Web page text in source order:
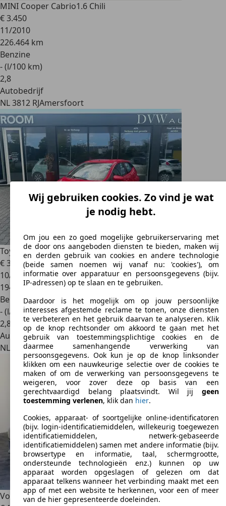
MINI Cooper Cabrio1.6 Chili
€ 3.450
11/2010
226.464 km
Benzine
- (l/100 km)
2,8
Autobedrijf
NL 3812 RJAmersfoort
Toyota Aygo1.0 VVT-i x-play Cruise control
€ 3.950
10/2014
194.048 km
Benzine
- (l/100 km)
2,8
Autobedrijf
NL 1704 RMHeerhugowaard
Volkswagen Polo1.2 Easyline Zie tekst!
Wij gebruiken cookies. Zo vind je wat
je nodig hebt.
Om jou een zo goed mogelijke gebruikerservaring met
de door ons aangeboden diensten te bieden, maken wij
en derden gebruik van cookies en andere technologie
(beide samen noemen wij vanaf nu: 'cookies'), om
informatie over apparatuur en persoonsgegevens (bijv.
IP-adressen) op te slaan en te gebruiken.
Daardoor is het mogelijk om op jouw persoonlijke
interesses afgestemde reclame te tonen, onze diensten
te verbeteren en het gebruik daarvan te analyseren. Klik
op de knop rechtsonder om akkoord te gaan met het
gebruik van toestemmingsplichtige cookies en de
daarmee samenhangende verwerking van
persoonsgegevens. Ook kun je op de knop linksonder
klikken om een nauwkeurige selectie over de cookies te
maken of om de verwerking van persoonsgegevens te
weigeren, voor zover deze op basis van een
gerechtvaardigd belang plaatsvindt. Wil jij geen
toestemming verlenen, klik dan hier.
Cookies, apparaat- of soortgelijke online-identificatoren
(bijv. login-identificatiemiddelen, willekeurig toegewezen
identificatiemiddelen, netwerk-gebaseerde
identificatiemiddelen) samen met andere informatie (bijv.
browsertype en informatie, taal, schermgrootte,
ondersteunde technologieën enz.) kunnen op uw
apparaat worden opgeslagen of gelezen om dat
apparaat telkens wanneer het verbinding maakt met een
app of met een website te herkennen, voor een of meer
van de hier gepresenteerde doeleinden.